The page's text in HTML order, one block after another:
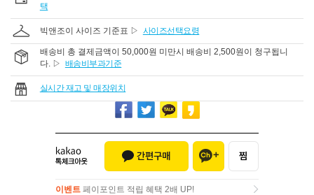
택
빅앤조이 사이즈 기준표 ▷ 사이즈선택요령
배송비 총 결제금액이 50,000원 미만시 배송비 2,500원이 청구됩니
다. ▷ 배송비부과기준
실시간 재고 및 매장위치
이벤트 페이포인트 적립 혜택 2배 UP!